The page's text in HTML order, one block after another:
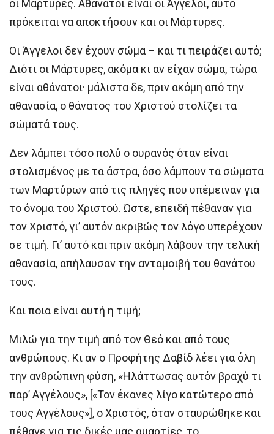
οι Μάρτυρες. Αθάνατοι είναι οι Άγγελοι, αυτό
πρόκειται να αποκτήσουν και οι Μάρτυρες.
Οι Άγγελοι δεν έχουν σώμα – και τι πειράζει αυτό;
Διότι οι Μάρτυρες, ακόμα κι αν είχαν σώμα, τώρα
είναι αθάνατοι· μάλιστα δε, πριν ακόμη από την
αθανασία, ο θάνατος του Χριστού στολίζει τα
σώματά τους.
Δεν λάμπει τόσο πολύ ο ουρανός όταν είναι
στολισμένος με τα άστρα, όσο λάμπουν τα σώματα
των Μαρτύρων από τις πληγές που υπέμειναν για
το όνομα του Χριστού. Ώστε, επειδή πέθαναν για
τον Χριστό, γι’ αυτόν ακριβώς τον λόγο υπερέχουν
σε τιμή. Γι’ αυτό και πριν ακόμη λάβουν την τελική
αθανασία, απήλαυσαν την ανταμοιβή του θανάτου
τους.
Και ποια είναι αυτή η τιμή;
Μιλώ για την τιμή από τον Θεό και από τους
ανθρώπους. Κι αν ο Προφήτης Δαβίδ λέει για όλη
την ανθρώπινη φύση, «Ηλάττωσας αυτόν βραχύ τι
παρ’ Αγγέλους», [«Τον έκανες λίγο κατώτερο από
τους Αγγέλους»], ο Χριστός, όταν σταυρώθηκε και
πέθανε για τις δικές μας αμαρτίες, το